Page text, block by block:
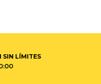
SIN LÍMITES